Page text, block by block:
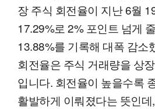
장 주식 회전율이 지난 6월
17.29%로 2% 포인트 넘게
13.88%를 기록해 대폭 감소
회전율은 주식 거래량을 상
입니다. 회전율이 높을수록
활발하게 이뤄졌다는 뜻인